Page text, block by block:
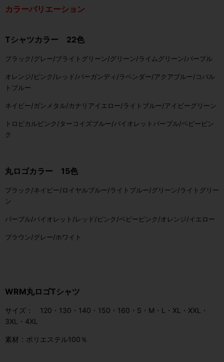
カラーバリエーション
Tシャツカラー 22色
ブラック/グレー/ブライトグリーン/グリーン/ライムグリーン/パープル
オレンジ/ピンク/レッド/バーガンディ/ラベンダー/アクアブルー/コバル
トブルー
ネイビー/ガンメタル/カナリアイエロー/ライトブルー/アイビーグリーン
トロピカルピンク/ターコイズブルー/バイオレットパープル/ベビーピン
ク
丸ロゴカラー 15色
ブラック/ネイビー/ロイヤルブルー/ライトブルー/グリーン/ライトグリー
ン
パープル/バイオレット/レッド/ピンク/ベビーピンク/オレンジ/イエロー
ブラウン/グレー/ホワイト
WRM丸ロゴTシャツ
サイズ： 120・130・140・150・160・S・M・L・XL・XXL・
3XL・4XL
素材：ポリエステル100％